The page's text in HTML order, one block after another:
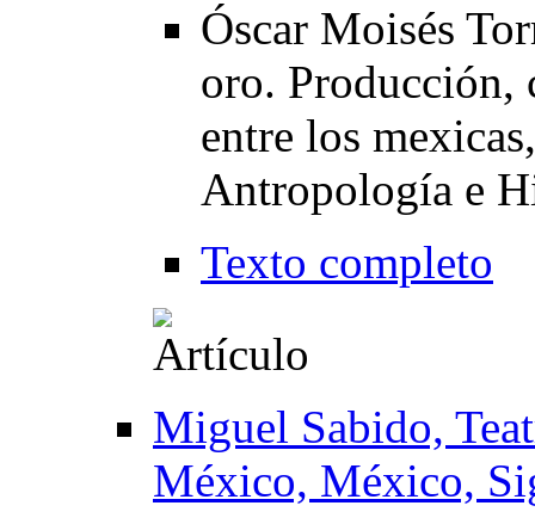
Óscar Moisés
oro. Producción,
entre los
Antropología e
Texto completo
Miguel Sabido,
México, México,